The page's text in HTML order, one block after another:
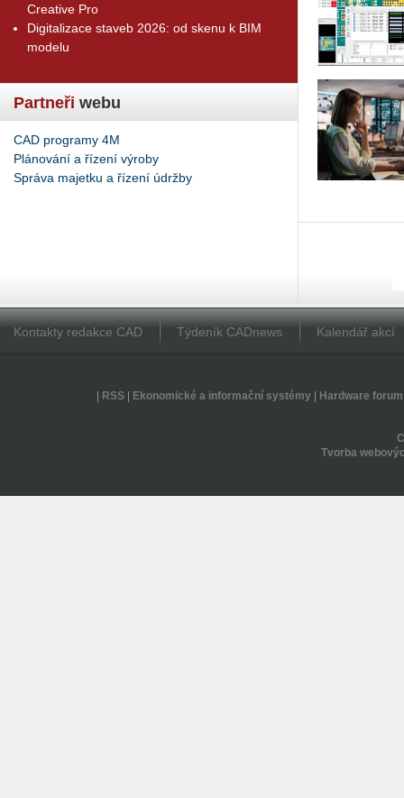
Creative Pro
Digitalizace staveb 2026: od skenu k BIM
modelu
Partneři webu
CAD programy 4M
Plánování a řízení výroby
Správa majetku a řízení údržby
Kontakty redakce CAD Týdeník CADnews Kalendář akcí
RSS| Ekonomické a informační systémy| Hardware forum
Tvorba